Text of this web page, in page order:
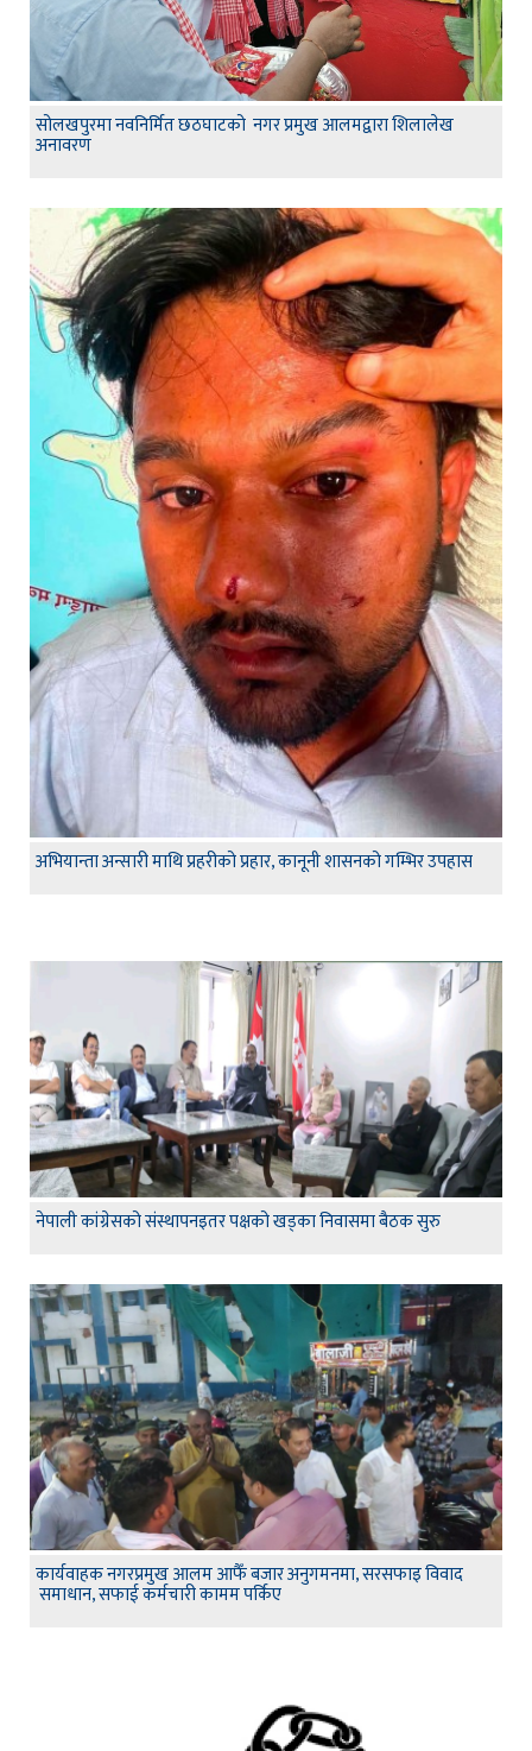
सोलखपुरमा नवनिर्मित छठघाटको नगर प्रमुख आलमद्वारा शिलालेख
अनावरण
अभियान्ता अन्सारी माथि प्रहरीको प्रहार, कानूनी शासनको गम्भिर उपहास
नेपाली कांग्रेसको संस्थापनइतर पक्षको खड्का निवासमा बैठक सुरु
कार्यवाहक नगरप्रमुख आलम आफैँ बजार अनुगमनमा, सरसफाइ विवाद
समाधान, सफाई कर्मचारी कामम पर्किए